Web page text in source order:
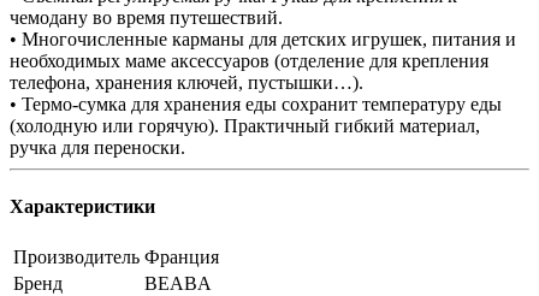
чемодану во время путешествий.
• Многочисленные карманы для детских игрушек, питания и
необходимых маме аксессуаров (отделение для крепления
телефона, хранения ключей, пустышки…).
• Термо-сумка для хранения еды сохранит температуру еды
(холодную или горячую). Практичный гибкий материал,
ручка для переноски.
Характеристики
Производитель Франция
Бренд
BEABA